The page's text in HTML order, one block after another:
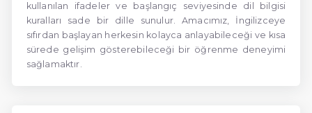
kullanılan ifadeler ve başlangıç seviyesinde dil bilgisi
kuralları sade bir dille sunulur. Amacımız, İngilizceye
sıfırdan başlayan herkesin kolayca anlayabileceği ve kısa
sürede gelişim gösterebileceği bir öğrenme deneyimi
sağlamaktır.